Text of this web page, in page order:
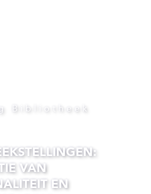
Bibliotheek
VAN
EN